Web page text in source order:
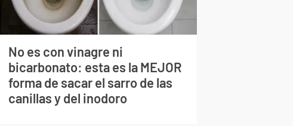
No es con vinagre ni
bicarbonato: esta es la MEJOR
forma de sacar el sarro de las
canillas y del inodoro